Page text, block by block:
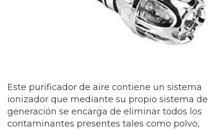
Este purificador de aire contiene un sistema
ionizador que mediante su propio sistema de
generación se encarga de eliminar todos los
contaminantes presentes tales como polvo,